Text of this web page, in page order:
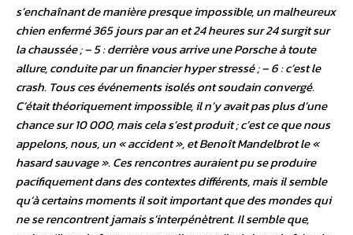
s’enchaînant de manière presque impossible, un malheureux
chien enfermé 365 jours par an et 24 heures sur 24 surgit sur
la chaussée ; – 5 : derrière vous arrive une Porsche à toute
allure, conduite par un financier hyper stressé ; – 6 : c’est le
crash. Tous ces événements isolés ont soudain convergé.
C’était théoriquement impossible, il n’y avait pas plus d’une
chance sur 10 000, mais cela s’est produit ; c’est ce que nous
appelons, nous, un « accident », et Benoît Mandelbrot le «
hasard sauvage ». Ces rencontres auraient pu se produire
pacifiquement dans des contextes différents, mais il semble
qu’à certains moments il soit important que des mondes qui
ne se rencontrent jamais s’interpénètrent. Il semble que,